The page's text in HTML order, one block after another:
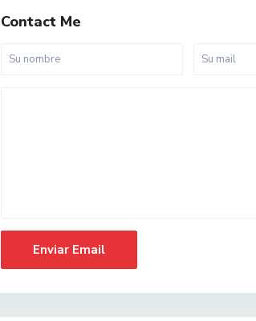
Contact Me